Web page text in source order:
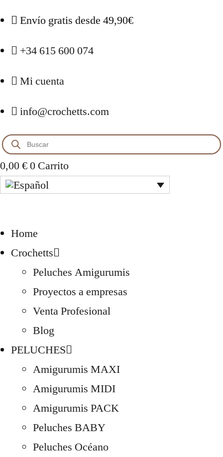
Envío gratis desde 49,90€
+34 615 600 074
Mi cuenta
info@crochetts.com
Búsqueda
de
productos
0,00€0 Carrito
Home
Crochetts
Peluches Amigurumis
Proyectos a empresas
Venta Profesional
Blog
PELUCHES
Amigurumis MAXI
Amigurumis MIDI
Amigurumis PACK
Peluches BABY
Peluches Océano